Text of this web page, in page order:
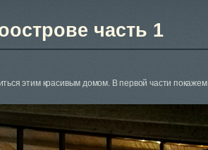
часть 1
этим красивым домом. В первой части покажем